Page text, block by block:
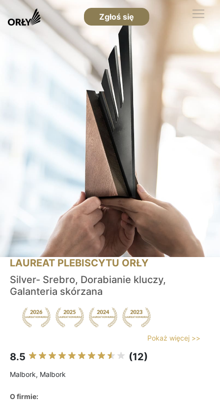
Zgłoś się
LAUREAT PLEBISCYTU ORŁY
Silver- Srebro, Dorabianie kluczy,
Galanteria skórzana
Pokaż więcej >>
8.5 (12)
Malbork, Malbork
O firmie: